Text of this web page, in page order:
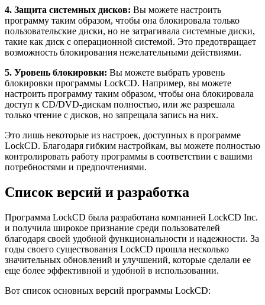
4. Защита системных дисков: Вы можете настроить
программу таким образом, чтобы она блокировала только
пользовательские диски, но не затрагивала системные диски,
такие как диск с операционной системой. Это предотвращает
возможность блокирования нежелательными действиями.
5. Уровень блокировки: Вы можете выбрать уровень
блокировки программы LockCD. Например, вы можете
настроить программу таким образом, чтобы она блокировала
доступ к CD/DVD-дискам полностью, или же разрешала
только чтение с дисков, но запрещала запись на них.
Это лишь некоторые из настроек, доступных в программе
LockCD. Благодаря гибким настройкам, вы можете полностью
контролировать работу программы в соответствии с вашими
потребностями и предпочтениями.
Список версий и разработка
Программа LockCD была разработана компанией LockCD Inc.
и получила широкое признание среди пользователей
благодаря своей удобной функциональности и надежности. За
годы своего существования LockCD прошла несколько
значительных обновлений и улучшений, которые сделали ее
еще более эффективной и удобной в использовании.
Вот список основных версий программы LockCD: